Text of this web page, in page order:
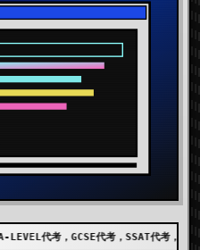
考，SSAT代考，出国留学代考，